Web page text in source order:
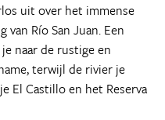
uit over het immense
van Río San Juan. Een
naar de rustige en
terwijl de rivier je
El Castillo en het Reserva